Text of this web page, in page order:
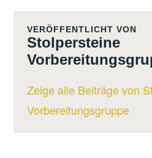
VERÖFFENTLICHT VON
Stolpersteine
Zeige alle Beiträge von
Vorbereitungsgruppe